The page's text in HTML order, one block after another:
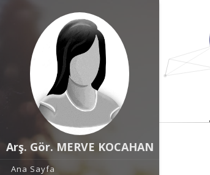
Arş. Gör. MERVE KOCAHAN
Ana Sayfa